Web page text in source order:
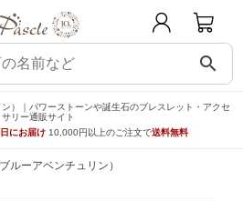
search
）｜パワーストーンや誕生石のブレスレット・アクセ
サリー通販サイト
にお届け 10,000円以上のご注文で送料無料
ルーアベンチュリン）